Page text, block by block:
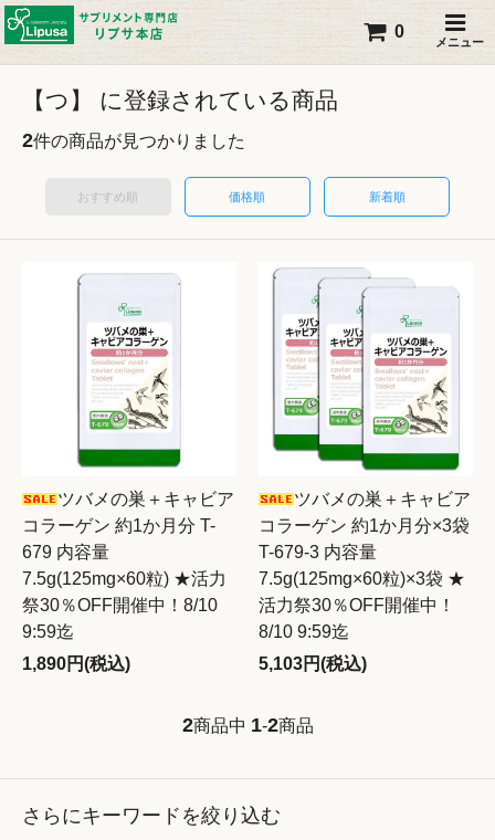
メニュー
0
【つ】 に登録されている商品
2件の商品が見つかりました
おすすめ順 価格順 新着順
ツバメの巣＋キャビア
コラーゲン 約1か月分 T-
679 内容量
7.5g(125mg×60粒) ★活力
祭30％OFF開催中！8/10
9:59迄
1,890円(税込)
ツバメの巣＋キャビア
コラーゲン 約1か月分×3袋
T-679-3 内容量
7.5g(125mg×60粒)×3袋 ★
活力祭30％OFF開催中！
8/10 9:59迄
5,103円(税込)
2商品中 1-2商品
さらにキーワードを絞り込む